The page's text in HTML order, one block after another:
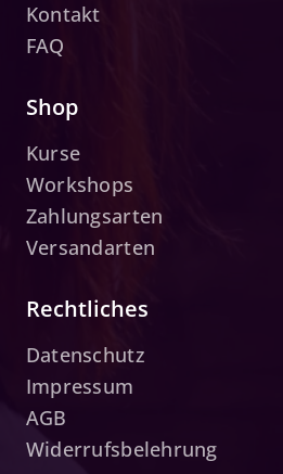
Kontakt
FAQ
Shop
Kurse
Workshops
Zahlungsarten
Versandarten
Rechtliches
Datenschutz
Impressum
AGB
Widerrufsbelehrung